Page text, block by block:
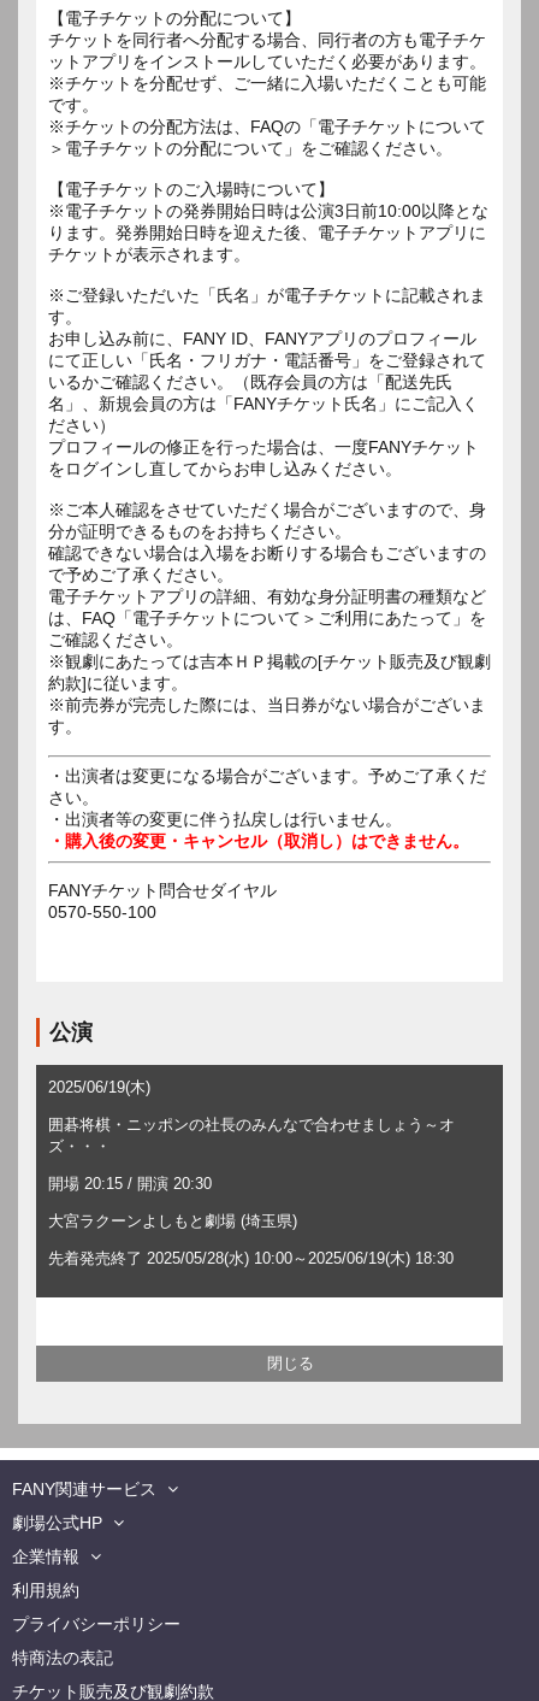
【電子チケットの分配について】
チケットを同行者へ分配する場合、同行者の方も電子チケ
ットアプリをインストールしていただく必要があります。
※チケットを分配せず、ご一緒に入場いただくことも可能
です。
※チケットの分配方法は、FAQの「電子チケットについて
＞電子チケットの分配について」をご確認ください。
【電子チケットのご入場時について】
※電子チケットの発券開始日時は公演3日前10:00以降とな
ります。発券開始日時を迎えた後、電子チケットアプリに
チケットが表示されます。
※ご登録いただいた「氏名」が電子チケットに記載されま
す。
お申し込み前に、FANY ID、FANYアプリのプロフィール
にて正しい「氏名・フリガナ・電話番号」をご登録されて
いるかご確認ください。（既存会員の方は「配送先氏
名」、新規会員の方は「FANYチケット氏名」にご記入く
ださい）
プロフィールの修正を行った場合は、一度FANYチケット
をログインし直してからお申し込みください。
※ご本人確認をさせていただく場合がございますので、身
分が証明できるものをお持ちください。
確認できない場合は入場をお断りする場合もございますの
で予めご了承ください。
電子チケットアプリの詳細、有効な身分証明書の種類など
は、FAQ「電子チケットについて＞ご利用にあたって」を
ご確認ください。
※観劇にあたっては吉本ＨＰ掲載の[チケット販売及び観劇
約款]に従います。
※前売券が完売した際には、当日券がない場合がございま
す。
・出演者は変更になる場合がございます。予めご了承くだ
さい。
・出演者等の変更に伴う払戻しは行いません。
・購入後の変更・キャンセル（取消し）はできません。
FANYチケット問合せダイヤル
0570-550-100
公演
2025/06/19(木)
囲碁将棋・ニッポンの社長のみんなで合わせましょう～オ
ズ・・・
開場 20:15 / 開演 20:30
大宮ラクーンよしもと劇場 (埼玉県)
先着発売終了 2025/05/28(水) 10:00～2025/06/19(木) 18:30
FANY関連サービス
劇場公式HP
企業情報
利用規約
プライバシーポリシー
特商法の表記
チケット販売及び観劇約款